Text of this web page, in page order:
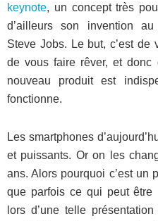
keynote, un concept très
d’ailleurs son invention au
Steve Jobs. Le but, c’est
de vous faire rêver, et donc
nouveau produit est
fonctionne.
Les smartphones
et puissants. Or on les
ans. Alors pourquoi c’est un
que parfois ce qui peut être
lors d’une telle